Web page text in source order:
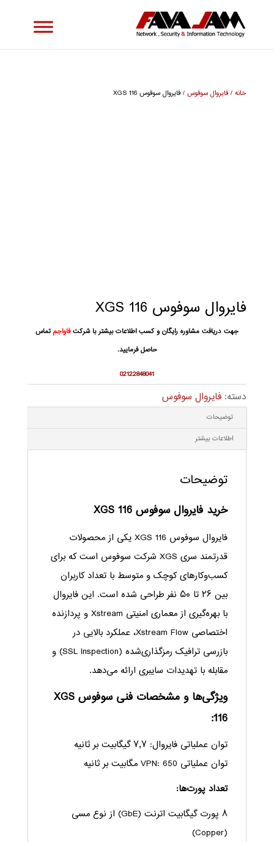
خانه/ فایروال سوفوس/ فایروال سوفوس XGS 116
فایروال سوفوس XGS 116
جهت دریافت مشاوره رایگان و کسب اطلاعات بیشتر با شرکتفاواجم تماس
حاصل فرمایید.
02122848041
دسته: فایروال سوفوس
توضیحات
اطلاعات بیشتر
توضیحات
خرید فایروال سوفوس XGS 116
فایروال سوفوس XGS 116 یکی از محصولات
قدرتمند سری XGS شرکت سوفوس است که برای
کسب‌وکارهای کوچک و متوسط با تعداد کاربران
بین ۲۶ تا ۵۰ نفر طراحی شده است. این فایروال
با بهره‌گیری از معماری امنیتی Xstream و پردازنده
اختصاصی Xstream Flow، عملکرد بالایی در
بازرسی ترافیک رمزگذاری‌شده (SSL Inspection) و
مقابله با تهدیدات سایبری ارائه می‌دهد.
ویژگی‌ها و مشخصات فنی سوفوس XGS
116:
توان عملیاتی فایروال: ۷٫۷ گیگابیت بر ثانیه
توان عملیاتی VPN: 650 مگابیت بر ثانیه
تعداد پورت‌ها:
۸ پورت گیگابیت اترنت (GbE) از نوع مسی
(Copper)